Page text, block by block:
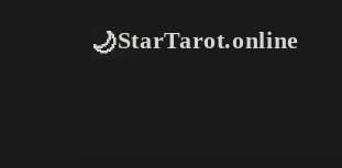
🌙StarTarot.online